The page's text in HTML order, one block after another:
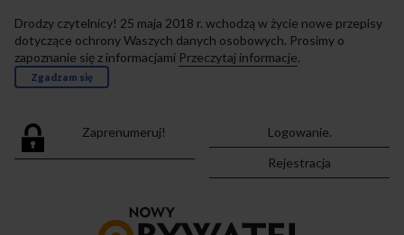
Drodzy czytelnicy! 25 maja 2018 r. wchodzą w życie nowe przepisy
dotyczące ochrony Waszych danych osobowych. Prosimy o
zapoznanie się z informacjami Przeczytaj informacje.
Zgadzam się
Zaprenumeruj!
Logowanie.
Rejestracja